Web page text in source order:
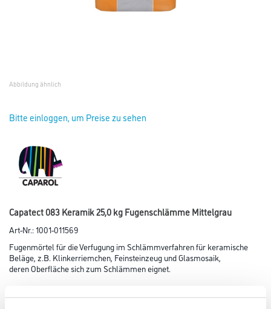
Abbildung ähnlich
Bitte einloggen, um Preise zu sehen
Capatect 083 Keramik 25,0 kg Fugenschlämme Mittelgrau
Art-Nr.:1001-011569
Fugenmörtel für die Verfugung im Schlämmverfahren für keramische
Beläge, z.B. Klinkerriemchen, Feinsteinzeug und Glasmosaik,
deren Oberfläche sich zum Schlämmen eignet.